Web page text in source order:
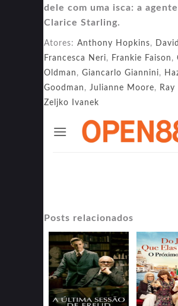
dele com uma isca: a agente
Clarice Starling.
Atores: Anthony Hopkins,
Francesca Neri, Frankie Faison ,
Oldman , Giancarlo Giannini,
Goodman , Julianne Moore,
Zeljko Ivanek
Posts relacionados